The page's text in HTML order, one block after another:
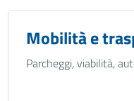
Mobilità e
Parcheggi, viabilità,